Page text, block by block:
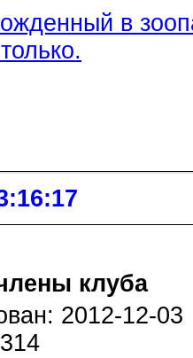
в
клуба
2012-12-03